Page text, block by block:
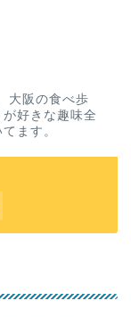
大阪の食べ歩
好きな趣味全
ます。